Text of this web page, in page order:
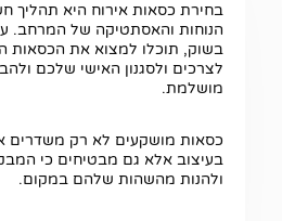
בחירת כסאות אירוח היא תהליך
הנוחות והאסתטיקה של המרחב.
בשוק, תוכלו למצוא את הכסאות
לצרכים ולסגנון האישי שלכם
מושלמת.
כסאות מושקעים לא רק
בעיצוב אלא גם מבטיחים כי
ולהנות מהשהות שלהם במקום.